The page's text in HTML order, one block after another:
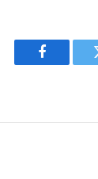
Facebook